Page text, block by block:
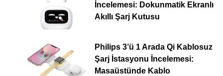
İncelemesi: Dokunmatik Ekranlı
Akıllı Şarj Kutusu
Philips 3’ü 1 Arada Qi Kablosuz
Şarj İstasyonu İncelemesi:
Masaüstünde Kablo